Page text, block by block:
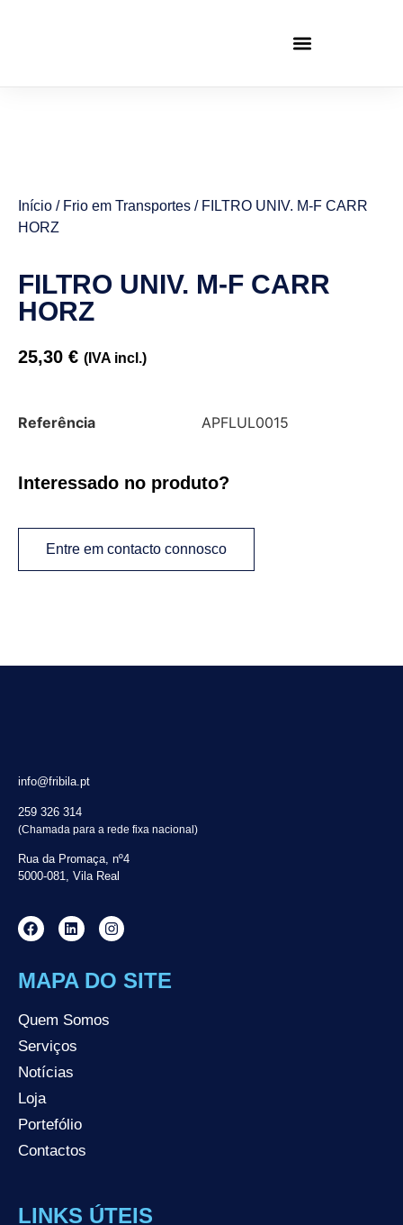
Início / Frio em Transportes / FILTRO UNIV. M-F CARR
HORZ
FILTRO UNIV. M-F CARR
HORZ
25,30 € (IVA incl.)
Referência APFLUL0015
Interessado no produto?
Entre em contacto connosco
info@fribila.pt
259 326 314
(Chamada para a rede fixa nacional)
Rua da Promaça, nº4
5000-081, Vila Real
MAPA DO SITE
Quem Somos
Serviços
Notícias
Loja
Portefólio
Contactos
LINKS ÚTEIS